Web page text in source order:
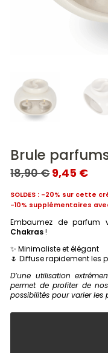
Brule
18,90€LE
PRIX
INITIAL
ÉTAIT :
18,90 €.
9,45 €LE
SOLDES : -20% sur cette
-10% supplémentaires
Embaumez de parfum
Chakras!
✨ Minimaliste et élégant
🌷 Diffuse rapidement les
D’une utilisation
permet de profiter de
possibilités pour varier les